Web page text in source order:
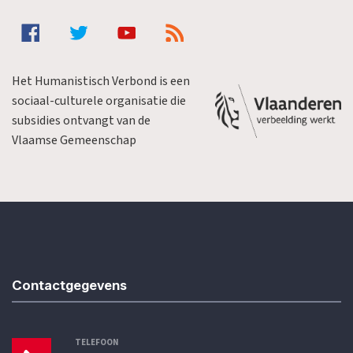
Het Humanistisch Verbond is een
sociaal-culturele organisatie die
subsidies ontvangt van de
Vlaamse Gemeenschap
Contactgegevens
TELEFOON